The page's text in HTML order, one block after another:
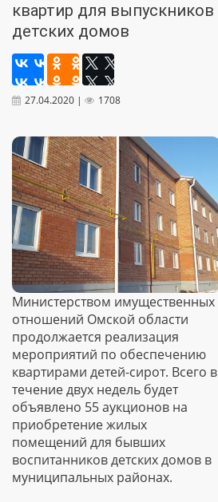
квартир для выпускников
детских домов
27.04.2020 | 1708
Министерством имущественных
отношений Омской области
продолжается реализация
мероприятий по обеспечению
квартирами детей-сирот. Всего в
течение двух недель будет
объявлено 55 аукционов на
приобретение жилых
помещений для бывших
воспитанников детских домов в
муниципальных районах.